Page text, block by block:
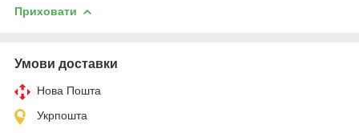
Приховати
Умови доставки
Нова Пошта
Укрпошта